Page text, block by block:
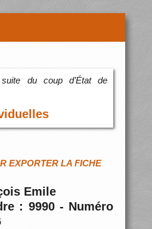
du coup d’État de
EXPORTER LA FICHE
Emile
: 9990 - Numéro